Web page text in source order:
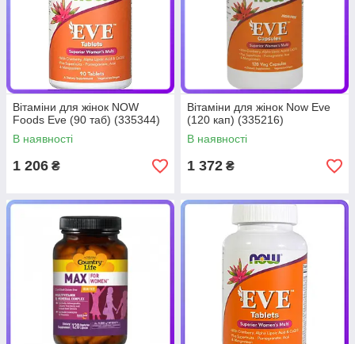
Вітаміни для жінок NOW
Foods Eve (90 таб) (335344)
В наявності
1 206 ₴
Вітаміни для жінок Now Eve
(120 кап) (335216)
В наявності
1 372 ₴